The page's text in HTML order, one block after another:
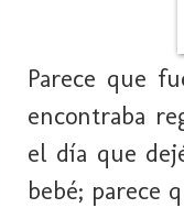
Parece que
encontraba
el día que
bebé; parece